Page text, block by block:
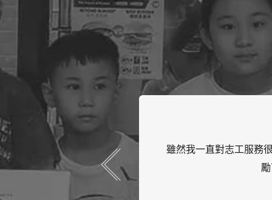
. 但是在我丈夫的鼓
我從小就喜歡幫助別人.
時間，但我認